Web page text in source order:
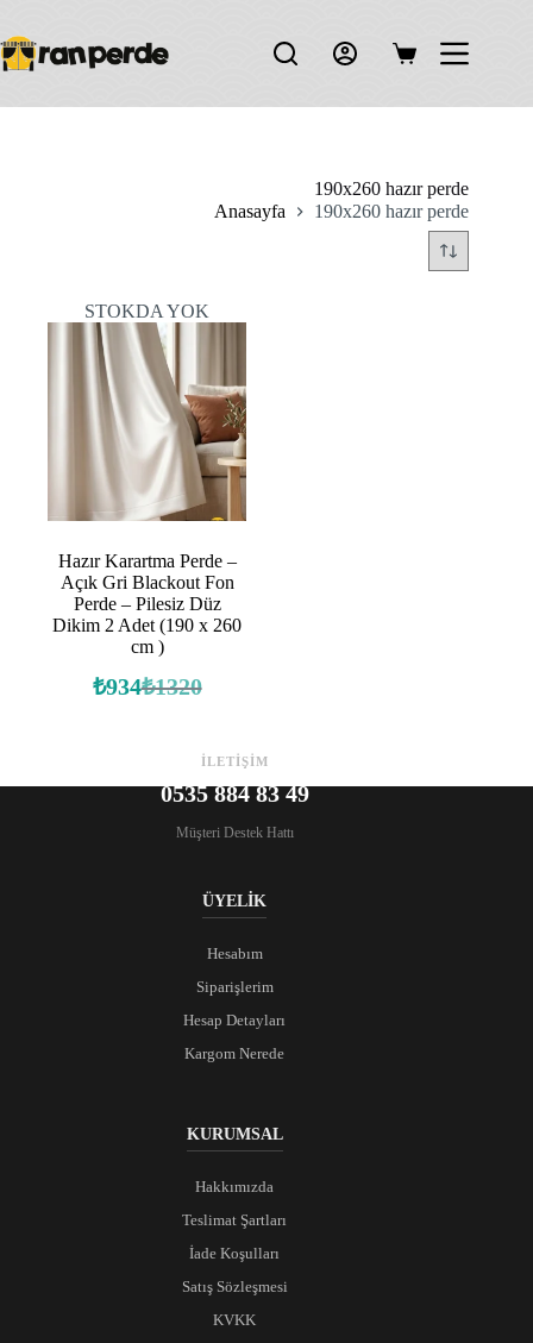
content
Shopping
190x260 hazır perde
Anasayfa
190x260 hazır perde
STOKDA YOK
Hazır Karartma Perde –
Açık Gri Blackout Fon
Perde – Pilesiz Düz
Dikim 2 Adet (190 x 260
cm )
₺1320
Orijinal
₺934 Şu
İLETİŞİM
0535 884 83 49
Müşteri Destek Hattı
ÜYELİK
Hesabım
Siparişlerim
Hesap Detayları
Kargom Nerede
KURUMSAL
Hakkımızda
Teslimat Şartları
İade Koşulları
Satış Sözleşmesi
KVKK